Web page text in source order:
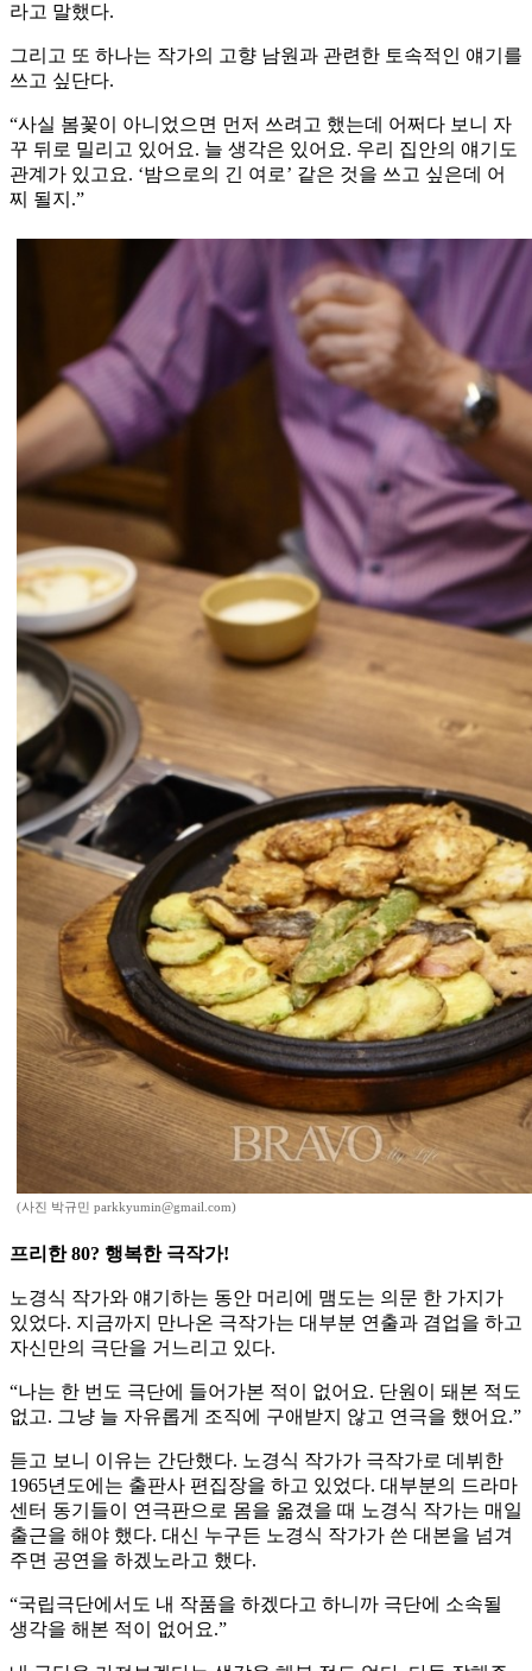
라고 말했다.
그리고 또 하나는 작가의 고향 남원과 관련한 토속적인 얘기를
쓰고 싶단다.
“사실 봄꽃이 아니었으면 먼저 쓰려고 했는데 어쩌다 보니 자
꾸 뒤로 밀리고 있어요. 늘 생각은 있어요. 우리 집안의 얘기도
관계가 있고요. ‘밤으로의 긴 여로’ 같은 것을 쓰고 싶은데 어
찌 될지.”
(사진 박규민 parkkyumin@gmail.com)
프리한 80? 행복한 극작가!
노경식 작가와 얘기하는 동안 머리에 맴도는 의문 한 가지가
있었다. 지금까지 만나온 극작가는 대부분 연출과 겸업을 하고
자신만의 극단을 거느리고 있다.
“나는 한 번도 극단에 들어가본 적이 없어요. 단원이 돼본 적도
없고. 그냥 늘 자유롭게 조직에 구애받지 않고 연극을 했어요.”
듣고 보니 이유는 간단했다. 노경식 작가가 극작가로 데뷔한
1965년도에는 출판사 편집장을 하고 있었다. 대부분의 드라마
센터 동기들이 연극판으로 몸을 옮겼을 때 노경식 작가는 매일
출근을 해야 했다. 대신 누구든 노경식 작가가 쓴 대본을 넘겨
주면 공연을 하겠노라고 했다.
“국립극단에서도 내 작품을 하겠다고 하니까 극단에 소속될
생각을 해본 적이 없어요.”